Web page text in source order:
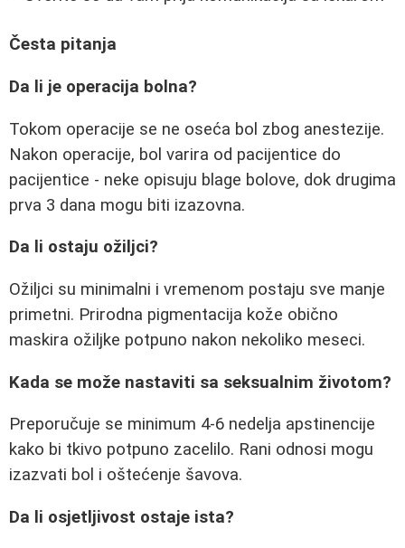
Česta pitanja
Da li je operacija bolna?
Tokom operacije se ne oseća bol zbog anestezije.
Nakon operacije, bol varira od pacijentice do
pacijentice - neke opisuju blage bolove, dok drugima
prva 3 dana mogu biti izazovna.
Da li ostaju ožiljci?
Ožiljci su minimalni i vremenom postaju sve manje
primetni. Prirodna pigmentacija kože obično
maskira ožiljke potpuno nakon nekoliko meseci.
Kada se može nastaviti sa seksualnim životom?
Preporučuje se minimum 4-6 nedelja apstinencije
kako bi tkivo potpuno zacelilo. Rani odnosi mogu
izazvati bol i oštećenje šavova.
Da li osjetljivost ostaje ista?